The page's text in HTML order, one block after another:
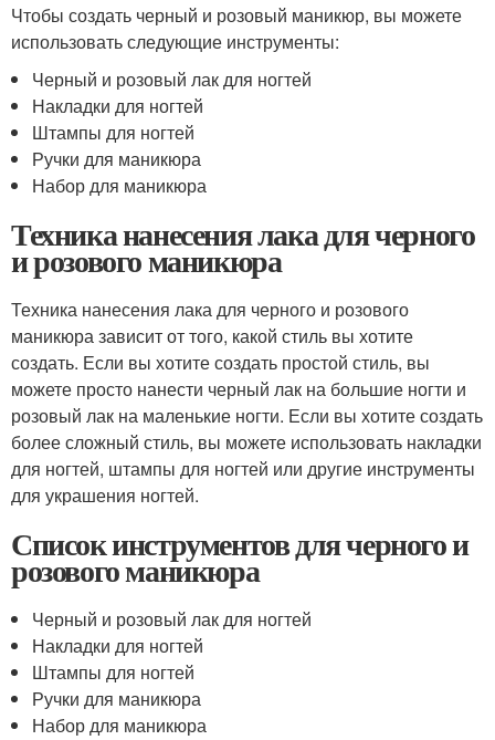
Чтобы создать черный и розовый маникюр, вы можете
использовать следующие инструменты:
Черный и розовый лак для ногтей
Накладки для ногтей
Штампы для ногтей
Ручки для маникюра
Набор для маникюра
Техника нанесения лака для черного
и розового маникюра
Техника нанесения лака для черного и розового
маникюра зависит от того, какой стиль вы хотите
создать. Если вы хотите создать простой стиль, вы
можете просто нанести черный лак на большие ногти и
розовый лак на маленькие ногти. Если вы хотите создать
более сложный стиль, вы можете использовать накладки
для ногтей, штампы для ногтей или другие инструменты
для украшения ногтей.
Список инструментов для черного и
розового маникюра
Черный и розовый лак для ногтей
Накладки для ногтей
Штампы для ногтей
Ручки для маникюра
Набор для маникюра